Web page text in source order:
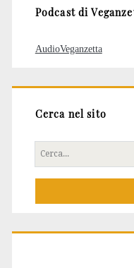
Podcast di
AudioVeganzetta
Cerca nel sito
Cerca
per: